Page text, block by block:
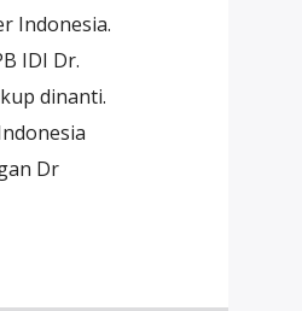
Indonesia.
IDI Dr.
dinanti.
Dr